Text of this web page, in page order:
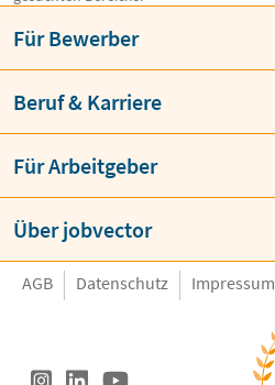
Für Bewerber
Beruf & Karriere
Für Arbeitgeber
Über jobvector
AGB Datenschutz Impressum